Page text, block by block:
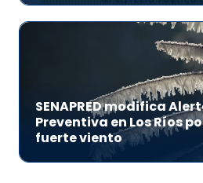
SENAPRED modifica
Preventiva en Los Ríos
fuerte viento